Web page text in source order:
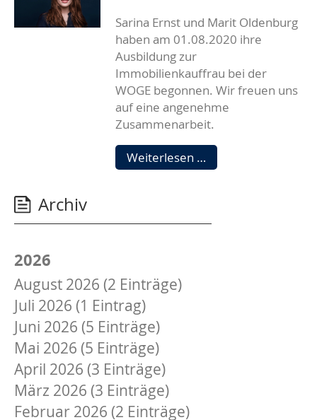
Sarina Ernst und Marit Oldenburg
haben am 01.08.2020 ihre
Ausbildung zur
Immobilienkauffrau bei der
WOGE begonnen. Wir freuen uns
auf eine angenehme
Zusammenarbeit.
Weiterlesen … Herzlich
Willkommen
Archiv
2026
August 2026 (2 Einträge)
Juli 2026 (1 Eintrag)
Juni 2026 (5 Einträge)
Mai 2026 (5 Einträge)
April 2026 (3 Einträge)
März 2026 (3 Einträge)
Februar 2026 (2 Einträge)